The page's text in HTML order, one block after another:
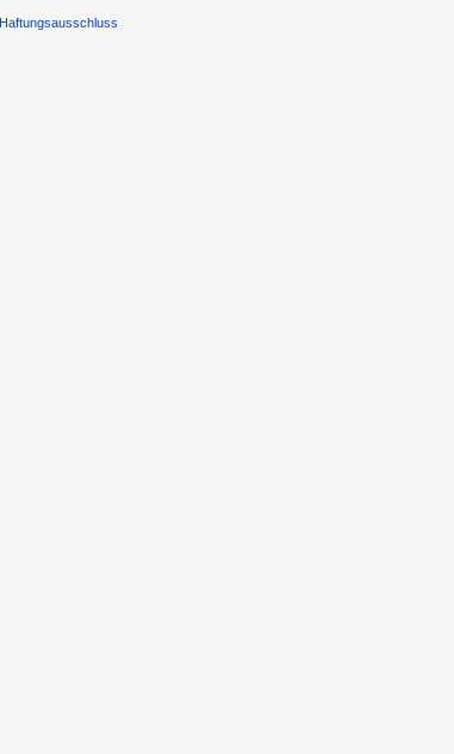
Haftungsausschluss